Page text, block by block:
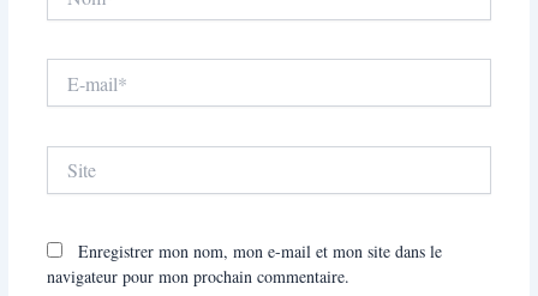
mail*
Enregistrer mon nom, mon e-mail et mon site dans le
navigateur pour mon prochain commentaire.